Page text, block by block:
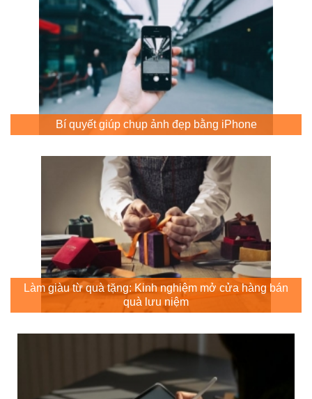
Bí quyết giúp chụp ảnh đẹp bằng iPhone
Làm giàu từ quà tặng: Kinh nghiệm mở cửa hàng bán
quà lưu niệm